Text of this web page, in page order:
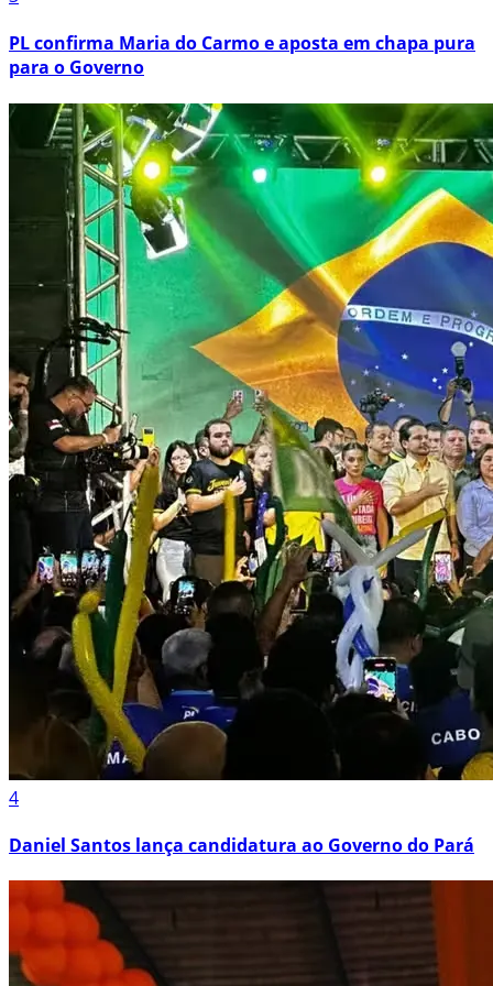
PL confirma Maria do Carmo e aposta em chapa pura
para o Governo
4
Daniel Santos lança candidatura ao Governo do Pará